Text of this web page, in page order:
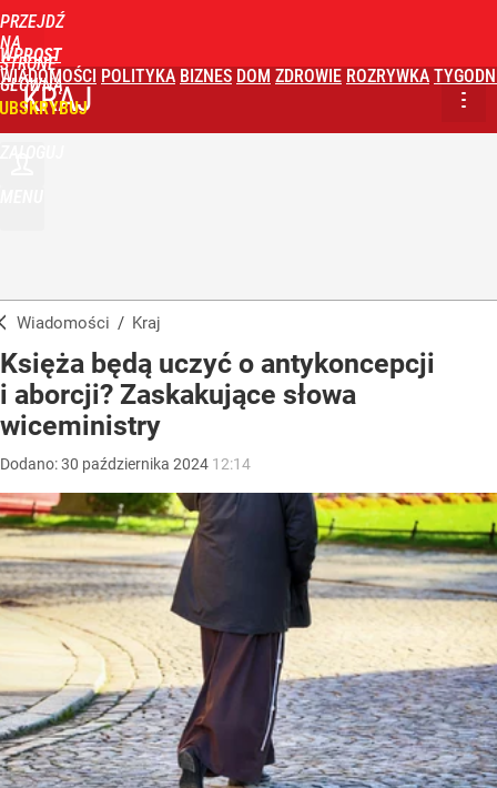
PRZEJDŹ
NA
STRONĘ
GŁÓWNĄ
WPROST
WIADOMOŚCI POLITYKA BIZNES DOM ZDROWIE ROZRYWKA
KRAJ
Wiadomości / Kraj
Księża będą uczyć o antykoncepcji
i aborcji? Zaskakujące słowa
wiceministry
Dodano:30 października 2024 12:14